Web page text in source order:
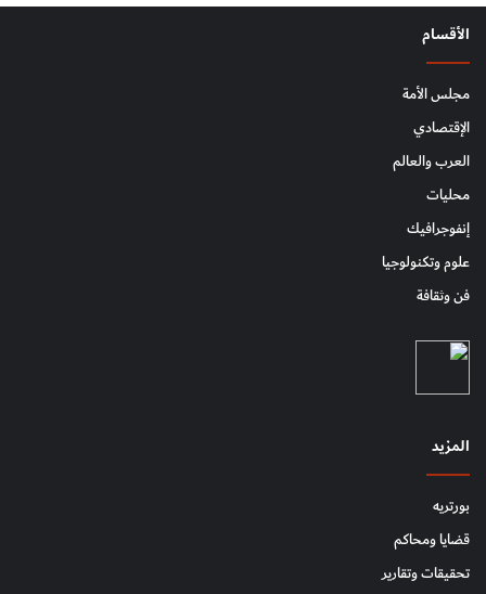
الأقسام
مجلس الأمة
الإقتصادي
العرب والعالم
محليات
إنفوجرافيك
علوم وتكنولوجيا
فن وثقافة
المزيد
بورتريه
قضايا ومحاكم
تحقيقات وتقارير